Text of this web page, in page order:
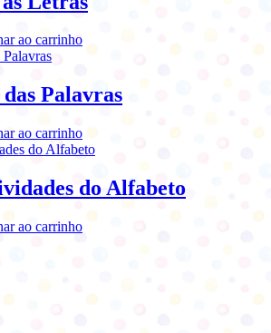
ao carrinho
Palavras
ao carrinho
do Alfabeto
ao carrinho